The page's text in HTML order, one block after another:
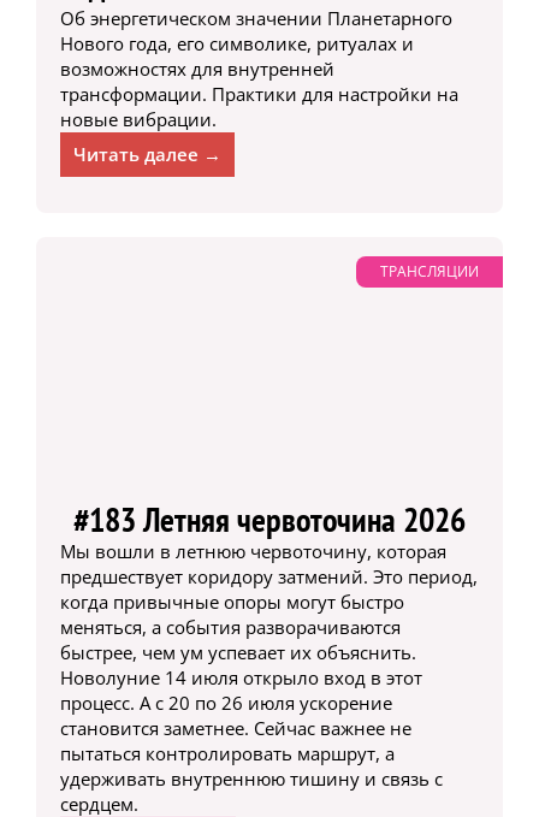
Об энергетическом значении Планетарного
Нового года, его символике, ритуалах и
возможностях для внутренней
трансформации. Практики для настройки на
новые вибрации.
Читать далее →
ТРАНСЛЯЦИИ
#183 Летняя червоточина 2026
Мы вошли в летнюю червоточину, которая
предшествует коридору затмений. Это период,
когда привычные опоры могут быстро
меняться, а события разворачиваются
быстрее, чем ум успевает их объяснить.
Новолуние 14 июля открыло вход в этот
процесс. А с 20 по 26 июля ускорение
становится заметнее. Сейчас важнее не
пытаться контролировать маршрут, а
удерживать внутреннюю тишину и связь с
сердцем.